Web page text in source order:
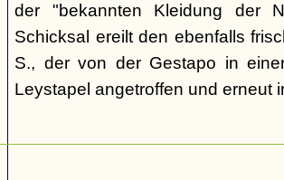
der "bekannten Kleidung der
Schicksal ereilt den ebenfalls
S., der von der Gestapo in
Leystapel angetroffen und erneut